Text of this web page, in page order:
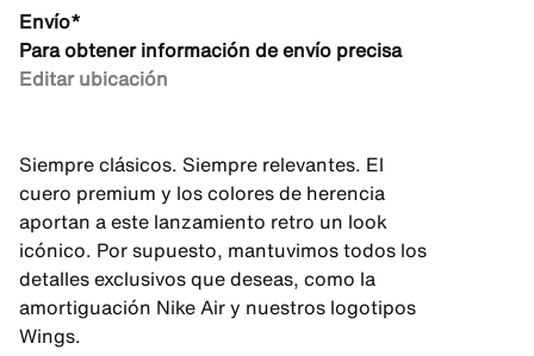
Envío*
Para obtener información de envío precisa
Editar ubicación
Siempre clásicos. Siempre relevantes. El
cuero premium y los colores de herencia
aportan a este lanzamiento retro un look
icónico. Por supuesto, mantuvimos todos los
detalles exclusivos que deseas, como la
amortiguación Nike Air y nuestros logotipos
Wings.